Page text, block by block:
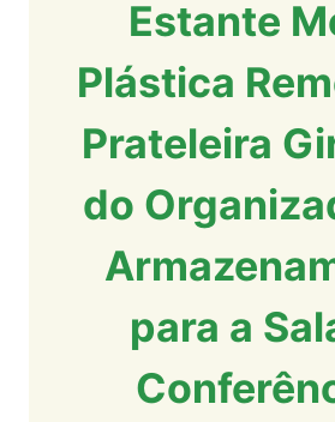
Estante
Plástica
Prateleira
do
para a